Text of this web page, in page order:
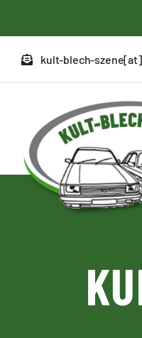
Inhalt
springenkult-blech-